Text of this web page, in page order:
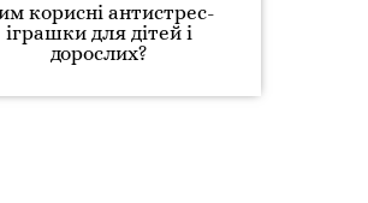
корисні антистрес-
іграшки для дітей і
дорослих?